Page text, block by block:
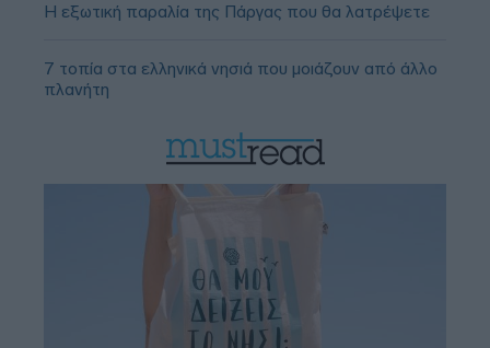
Η εξωτική παραλία της Πάργας που θα λατρέψετε
7 τοπία στα ελληνικά νησιά που μοιάζουν από άλλο
πλανήτη